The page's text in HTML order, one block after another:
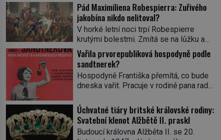
Pád Maximiliena Robespierra: Zuřivého
jakobína nikdo nelitoval?
V horké letní noci trpí Robespierre
krutými bolestmi. Zmítá se na lůžku a
hlavou mu víří kolotoč myšlenek. Když
se probere z mdlob, vzpomene si na
jednu z pařížských jasnovidek, kterou
před lety navštívil. Prorokovala mu
tragický osud. Tehdy se jí vysmál.
prohlásil o něm jiný významný
francouzský revolucionář, Honoré de
Mirabeau […]
Vařila prvorepubliková hospodyně podle
sandtnerek?
Hospodyně Františka přemítá, co bude
dneska vařit. Pracuje v rodině pana rady
rychle v jedné ze „sandtnerek“.
„Zaplaťpánbůh, že už nemusíme chodit
s lístky,“ povzdechne si směrem ke
služce, kterou má v kuchyni k ruce.
Úchvatné tiáry britské královské rodiny:
Svatební klenot Alžbětě II. praskl
Budoucí královna Alžběta II. se 20.